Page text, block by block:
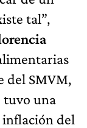
tal”,
del SMVM,
tuvo una
del